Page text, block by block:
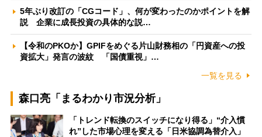
5年ぶり改訂の「CGコード」、何が変わったのかポイントを解
説 企業に成長投資の具体的な説…
【令和のPKOか】GPIFをめぐる片山財務相の「円資産への投
資拡大」発言の波紋 「国債重視」…
一覧を見る
森口亮「まるわかり市況分析」
「トレンド転換のスイッチになり得る」“介入慣
れ”した市場心理を変える「日米協調為替介入」